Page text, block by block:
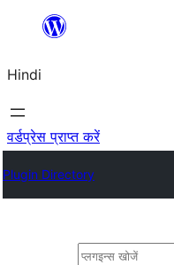
सामग्री
जाएं
Hindi
वर्डप्रेस प्राप्त करें
Plugin Directory
खोजें